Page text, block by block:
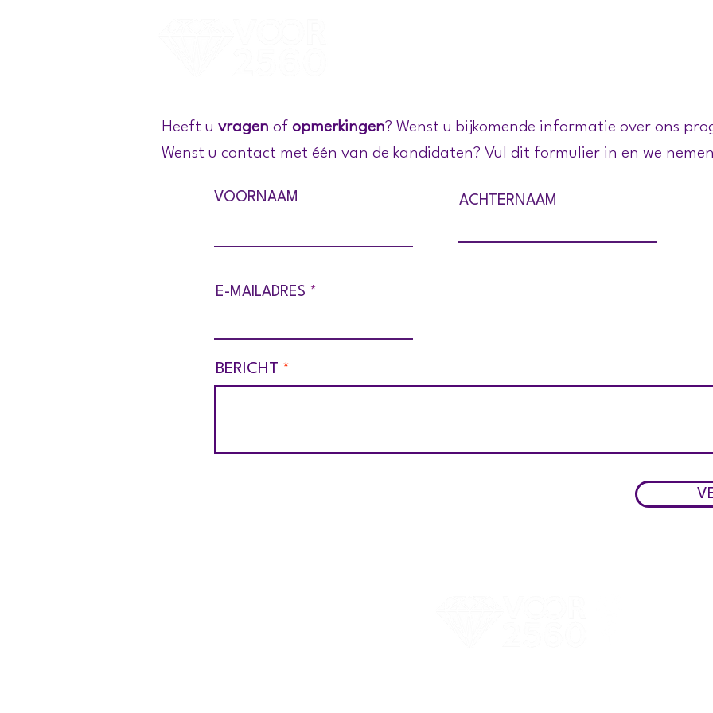
Heeft u vragen of opmerkingen? Wenst u bijkomende informatie over ons
Wenst u contact met één van de kandidaten? Vul dit formulier in en we
VOORNAAM ACHTERNAAM
E-MAILADRES
BERICHT